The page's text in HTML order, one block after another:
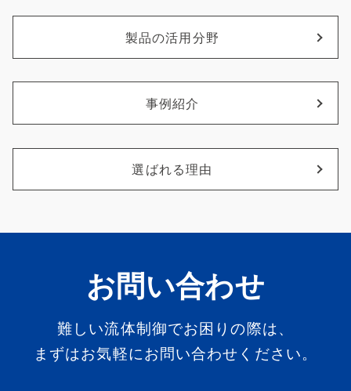
製品の活用分野
事例紹介
選ばれる理由
お問い合わせ
難しい流体制御でお困りの際は、
まずはお気軽にお問い合わせください。